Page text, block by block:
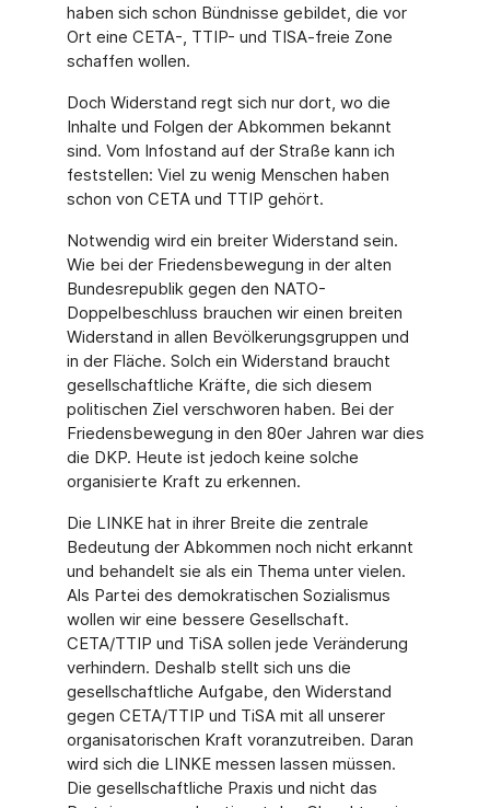
haben sich schon Bündnisse gebildet, die vor
Ort eine CETA-, TTIP- und TISA-freie Zone
schaffen wollen.
Doch Widerstand regt sich nur dort, wo die
Inhalte und Folgen der Abkommen bekannt
sind. Vom Infostand auf der Straße kann ich
feststellen: Viel zu wenig Menschen haben
schon von CETA und TTIP gehört.
Notwendig wird ein breiter Widerstand sein.
Wie bei der Friedensbewegung in der alten
Bundesrepublik gegen den NATO-
Doppelbeschluss brauchen wir einen breiten
Widerstand in allen Bevölkerungsgruppen und
in der Fläche. Solch ein Widerstand braucht
gesellschaftliche Kräfte, die sich diesem
politischen Ziel verschworen haben. Bei der
Friedensbewegung in den 80er Jahren war dies
die DKP. Heute ist jedoch keine solche
organisierte Kraft zu erkennen.
Die LINKE hat in ihrer Breite die zentrale
Bedeutung der Abkommen noch nicht erkannt
und behandelt sie als ein Thema unter vielen.
Als Partei des demokratischen Sozialismus
wollen wir eine bessere Gesellschaft.
CETA/TTIP und TiSA sollen jede Veränderung
verhindern. Deshalb stellt sich uns die
gesellschaftliche Aufgabe, den Widerstand
gegen CETA/TTIP und TiSA mit all unserer
organisatorischen Kraft voranzutreiben. Daran
wird sich die LINKE messen lassen müssen.
Die gesellschaftliche Praxis und nicht das